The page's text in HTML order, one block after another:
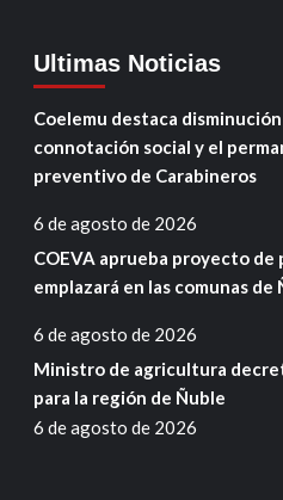
Ultimas Noticias
Coelemu destaca
connotación social y el
preventivo de Carabineros
6 de agosto de 2026
COEVA aprueba proyecto de
emplazará en las comunas de
6 de agosto de 2026
Ministro de agricultura
para la región de Ñuble
6 de agosto de 2026